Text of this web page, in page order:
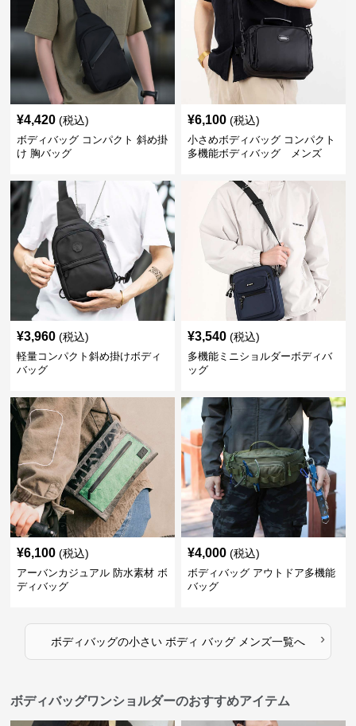
¥4,420 (税込)
ボディバッグ コンパクト 斜め掛
け 胸バッグ
¥6,100 (税込)
小さめボディバッグ コンパクト
多機能ボディバッグ メンズ
¥3,960 (税込)
軽量コンパクト斜め掛けボディ
バッグ
¥3,540 (税込)
多機能ミニショルダーボディバ
ッグ
¥6,100 (税込)
アーバンカジュアル 防水素材 ボ
ディバッグ
¥4,000 (税込)
ボディバッグ アウトドア多機能
バッグ
ボディバッグの小さい ボディ バッグ メンズ一覧へ ›
ボディバッグワンショルダーのおすすめアイテム